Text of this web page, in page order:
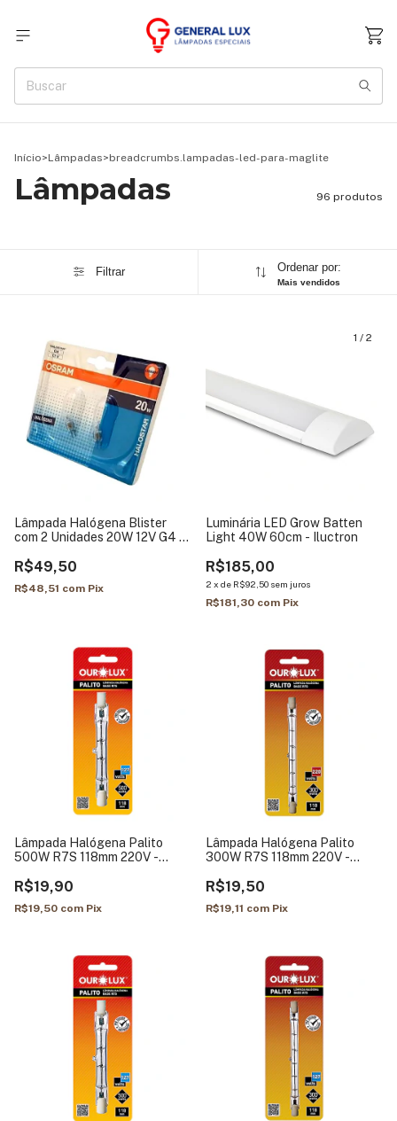
Início>Lâmpadas>breadcrumbs.lampadas-led-para-maglite
Lâmpadas 96 produtos
Filtrar Ordenar por:
Mais vendidos
Lâmpada Halógena Blister
com 2 Unidades 20W 12V G4 –
R$49,50
R$48,51 com Pix
1 / 2
Luminária LED Grow Batten
Light 40W 60cm - Iluctron
R$185,00
2 x de R$92,50 sem juros
R$181,30 com Pix
Lâmpada Halógena Palito
500W R7S 118mm 220V -
R$19,90
R$19,50 com Pix
Lâmpada Halógena Palito
300W R7S 118mm 220V -
R$19,50
R$19,11 com Pix